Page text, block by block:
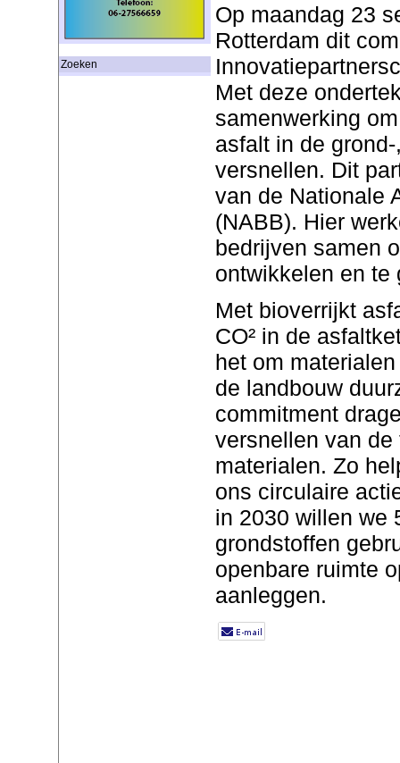
Zoeken
Op maandag 23
Rotterdam dit
Met deze
samenwerking
asfalt in de
versnellen. Dit
van de Nationale
(NABB). Hier
bedrijven samen
ontwikkelen en te
Met bioverrijkt
CO² in de
het om
de landbouw
commitment
versnellen van
materialen. Zo
ons circulaire
in 2030 willen we
grondstoffen
openbare ruimte
aanleggen.